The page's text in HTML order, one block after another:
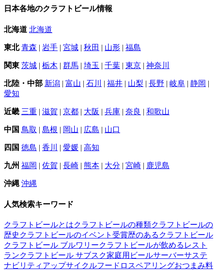
日本各地のクラフトビール情報
北海道 北海道
東北 青森 | 岩手 | 宮城 | 秋田 | 山形 | 福島
関東 茨城 | 栃木 | 群馬 | 埼玉 | 千葉 | 東京 | 神奈川
北陸・中部 新潟 | 富山 | 石川 | 福井 | 山梨 | 長野 | 岐阜 | 静岡 |
愛知
近畿 三重 | 滋賀 | 京都 | 大阪 | 兵庫 | 奈良 | 和歌山
中国 鳥取 | 島根 | 岡山 | 広島 | 山口
四国 徳島 | 香川 | 愛媛 | 高知
九州 福岡 | 佐賀 | 長崎 | 熊本 | 大分 | 宮崎 | 鹿児島
沖縄 沖縄
人気検索キーワード
クラフトビールとはクラフトビールの種類クラフトビールの
歴史 クラフトビールのイベント 受賞歴のあるクラフトビール
クラフトビール ブルワリークラフトビールが飲めるレスト
ランクラフトビール サブスク家庭用ビールサーバーサステ
ナビリティ アップサイクルフードロスペアリングおつまみ料